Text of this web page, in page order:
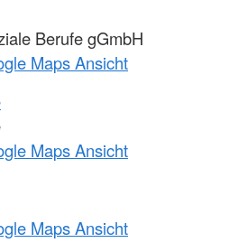
Berufe gGmbH
Maps Ansicht
Maps Ansicht
Maps Ansicht